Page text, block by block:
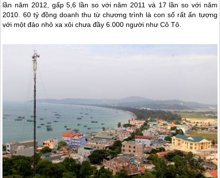
lần năm 2012, gấp 5,6 lần so với năm 2011 và 17 lần so với năm
2010. 60 tỷ đồng doanh thu từ chương trình là con số rất ấn tượng
với một đảo nhỏ xa xôi chưa đầy 6.000 người nhưCô Tô